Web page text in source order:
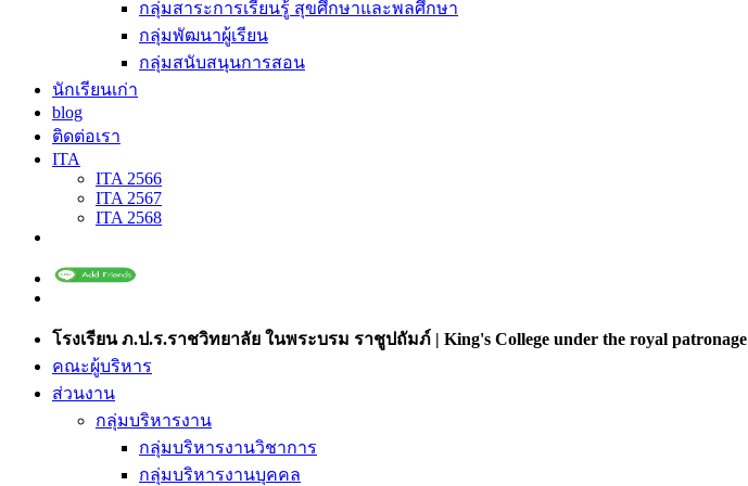
กลุ่มสาระการเรียนรู้ สุขศึกษาและพลศึกษา
กลุ่มพัฒนาผู้เรียน
กลุ่มสนับสนุนการสอน
นักเรียนเก่า
blog
ติดต่อเรา
ITA
ITA 2566
ITA 2567
ITA 2568
โรงเรียน ภ.ป.ร.ราชวิทยาลัย ในพระบรม ราชูปถัมภ์ | King's College under the royal patronage
คณะผู้บริหาร
ส่วนงาน
กลุ่มบริหารงาน
กลุ่มบริหารงานวิชาการ
กลุ่มบริหารงานบุคคล